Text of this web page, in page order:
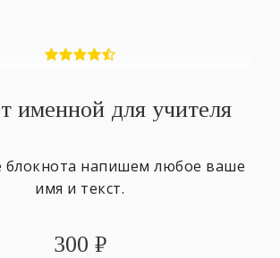
именной для учителя
блокнота напишем любое ваше
имя и текст.
300 ₽